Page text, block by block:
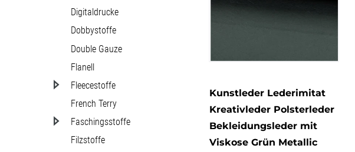
Digitaldrucke
Dobbystoffe
Double Gauze
Flanell
Fleecestoffe
French Terry
Faschingsstoffe
Filzstoffe
Kunstleder Lederimitat
Kreativleder Polsterleder
Bekleidungsleder mit
Viskose Grün Metallic